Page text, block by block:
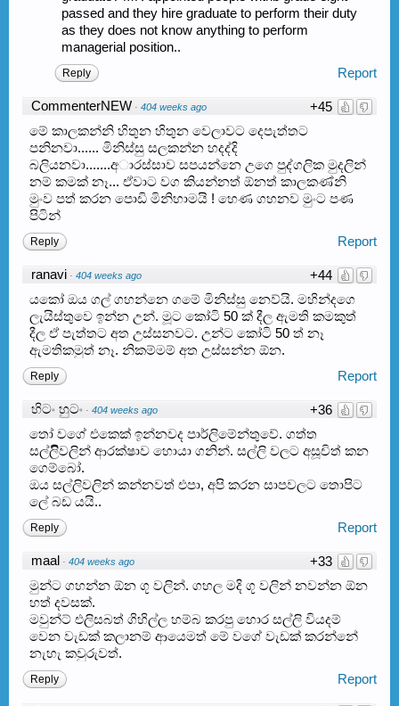
passed and they hire graduate to perform their duty
as they does not know anything to perform
managerial position..
Report
Reply
+45
CommenterNEW · 404 weeks ago
මේ කාලකන්නි හිතුන හිතුන වෙලාවට දෙපැත්තට
පනිනවා...... මිනිස්සු සලකන්න හදද්දි
බලියනවා.......අාරස්සාව සපයන්නෙ උගෙ පුද්ගලික මුදලින්
නම් කමක් නෑ... ඒවාට වග කියන්නත් ඕනත් කාලකණ්නි
මුංව පත් කරන පොඩි මිනිහාමයි ! හෙණ ගහනව මුංට පණ
පිටින්
Report
Reply
+44
ranavi · 404 weeks ago
යකෝ ඔය ගල් ගහන්නෙ ගමේ මිනිස්සු නෙව්යි. මහින්දගෙ
ලැයිස්තුවෙ ඉන්න උන්. මූට කෝටි 50 ක් දීල ඇමති කමකුත්
දීල ඒ පැත්තට අත උස්සනවට. උන්ට කෝටි 50 ත් නෑ
ඇමතිකමුත් නෑ. නිකම්මම් අත උස්සන්න ඕන.
Report
Reply
+36
හිටං හුටං · 404 weeks ago
‍තෝ වගේ එකෙක් ඉන්නවද පාර්ලිමේන්තුවේ. ගත්ත
සල්ලිිවලින් ආරක්ෂාව හොයා ගනින්. සල්ලි වලට අසූචිත් කන
ගෙම්බෝ.
ඔය සල්ලිවලින් කන්නවත් එපා, අපි කරන සාපවලට තොපිට
ලේ බඩ යයි..
Report
Reply
+33
maal · 404 weeks ago
මුන්ට ගහන්න ඕන ගූ වලින්. ගහල මදි ගූ වලින් නවන්න ඕන
හත් දවසක්.
මවුන්ට් එලිසබත් ගිහිල්ල හම්බ කරපු හොර සල්ලි වියදම්
වෙන වැඩක් කලානම් ආයෙමත් මේ වගේ වැඩක් කරන්නේ
නැහැ කවුරුවත්.
Report
Reply